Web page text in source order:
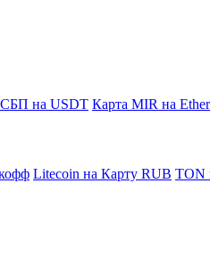
СБП на USDT Карта MIR на
Litecoin на Карту RUB TON